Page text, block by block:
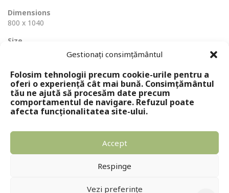
Gestionați consimțământul
Folosim tehnologii precum cookie-urile pentru a
oferi o experiență cât mai bună. Consimțământul
tău ne ajută să procesăm date precum
comportamentul de navigare. Refuzul poate
afecta funcționalitatea site-ului.
Accept
Respinge
Vezi preferințe
Dimensions
800 x 1040
Size